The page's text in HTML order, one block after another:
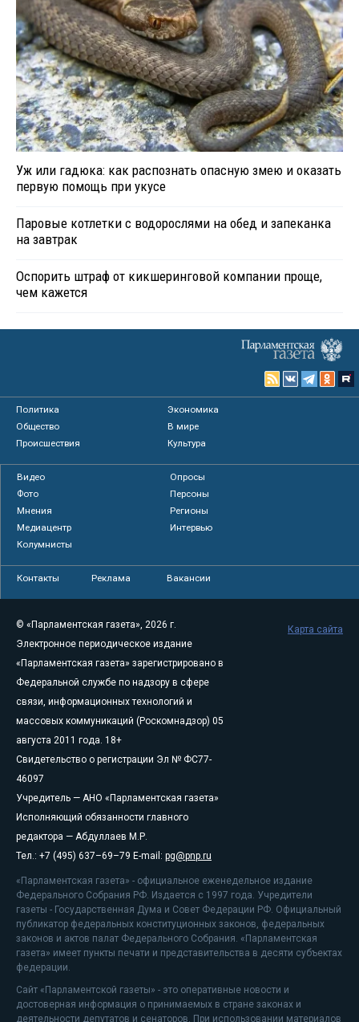
Уж или гадюка: как распознать опасную змею и оказать
первую помощь при укусе
Паровые котлетки с водорослями на обед и запеканка
на завтрак
Оспорить штраф от кикшеринговой компании проще,
чем кажется
Политика
Экономика
Общество
В мире
Происшествия
Культура
Видео
Опросы
Фото
Персоны
Мнения
Регионы
Медиацентр
Интервью
Колумнисты
Контакты Реклама Вакансии
© «Парламентская газета», 2026 г.
Электронное периодическое издание
«Парламентская газета» зарегистрировано в
Федеральной службе по надзору в сфере
связи, информационных технологий и
массовых коммуникаций (Роскомнадзор) 05
августа 2011 года. 18+
Свидетельство о регистрации Эл № ФС77-
46097
Учредитель — АНО «Парламентская газета»
Исполняющий обязанности главного
редактора — Абдуллаев М.Р.
Тел.: +7 (495) 637–69–79 E-mail: pg@pnp.ru
«Парламентская газета» - официальное еженедельное издание
Федерального Собрания РФ. Издается с 1997 года. Учредители
газеты - Государственная Дума и Совет Федерации РФ. Официальный
публикатор федеральных конституционных законов, федеральных
законов и актов палат Федерального Собрания. «Парламентская
газета» имеет пункты печати и представительства в десяти субъектах
федерации.
Сайт «Парламентской газеты» - это оперативные новости и
достоверная информация о принимаемых в стране законах и
деятельности депутатов и сенаторов. При использовании материалов
Карта сайта